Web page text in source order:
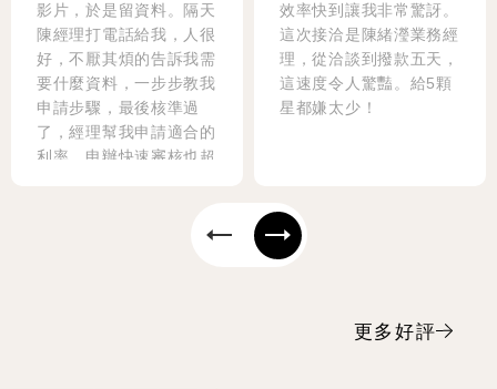
影片，於是留資料。隔天
陳經理打電話給我，人很
好，不厭其煩的告訴我需
要什麼資料，一步步教我
申請步驟，最後核準過
了，經理幫我申請適合的
利率，申辦快速審核也超
細心，解說一切的對保流
效率快到讓我非常驚訝。
這次接洽是陳緒瀅業務經
理，從洽談到撥款五天，
這速度令人驚豔。給5顆
星都嫌太少！
更多好評